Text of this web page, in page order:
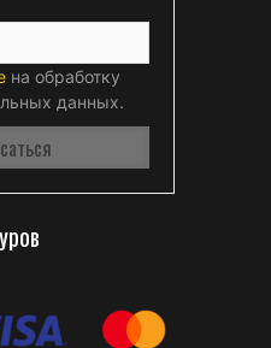
на обработку
данных.